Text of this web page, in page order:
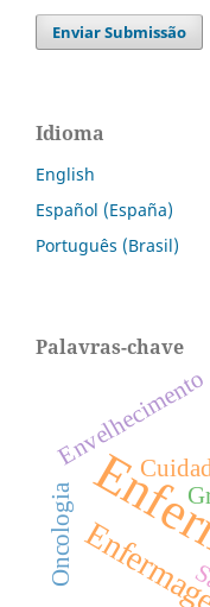
Enviar Submissão
Idioma
English
Español (España)
Português (Brasil)
Palavras-chave
Envelhecimento
Oncologia